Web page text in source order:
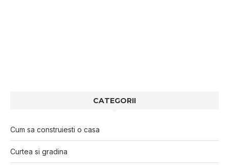
CATEGORII
Cum sa construiesti o casa
Curtea si gradina